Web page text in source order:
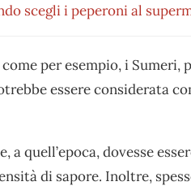
scegli i peperoni al
per esempio, i Sumeri,
essere considerata
a quell’epoca, dovesse
di sapore. Inoltre,